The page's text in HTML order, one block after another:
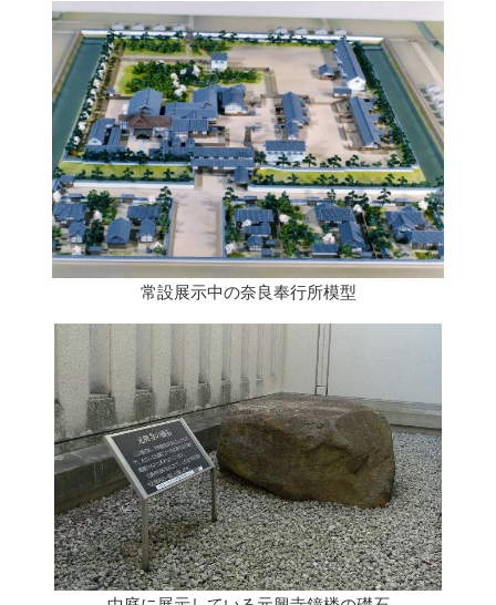
常設展示中の奈良奉行所模型